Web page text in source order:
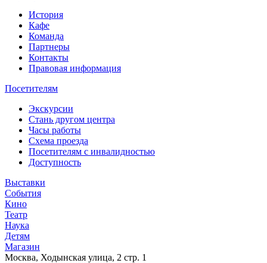
История
Кафе
Команда
Партнеры
Контакты
Правовая информация
Посетителям
Экскурсии
Стань другом центра
Часы работы
Схема проезда
Посетителям с инвалидностью
Доступность
Выставки
События
Кино
Театр
Наука
Детям
Магазин
Москва, Ходынская улица, 2 стр. 1